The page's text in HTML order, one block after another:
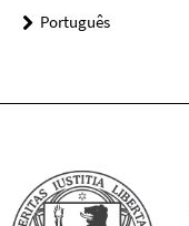
Português